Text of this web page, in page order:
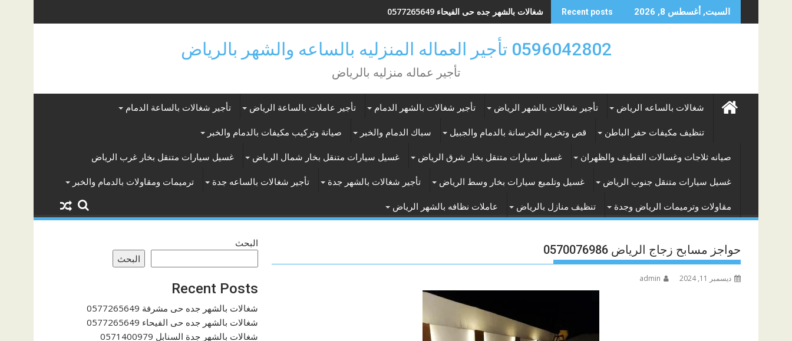
to
السبت, أغسطس 8, 2026 Recent posts شغالات بالشهر جده حى الفيحاء 0577265649
0596042802 تأجير العماله المنزليه بالساعه والشهر بالرياض
تأجير عماله منزليه بالرياض
شغالات بالساعه الرياض تأجير شغالات بالشهر الرياض تأجير شغالات بالشهر الدمام تأجير عاملات بالساعة الرياض تأجير شغالات بالساعة الدمام
تنظيف مكيفات حفر الباطن قص وتخريم الخرسانة بالدمام والجبيل سباك الدمام والخبر صيانة وتركيب مكيفات بالدمام والخبر
صيانه ثلاجات وغسالات القطيف والظهران غسيل سيارات متنقل بخار شرق الرياض غسيل سيارات متنقل بخار شمال الرياض غسيل سيارات متنقل بخار غرب الرياض
غسيل سيارات متنقل جنوب الرياض غسيل وتلميع سيارات بخار وسط الرياض تأجير شغالات بالشهر جدة تأجير شغالات بالساعه جدة ترميمات ومقاولات بالدمام والخبر
مقاولات وترميمات الرياض وجدة تنظيف منازل بالرياض عاملات نظافه بالشهر الرياض
حواجز مسابح زجاج الرياض 0570076986
ديسمبر 11, 2024 admin
البحث
البحث
Recent Posts
شغالات بالشهر جده حى مشرفة 0577265649
شغالات بالشهر جده حى الفيحاء 0577265649
شغالات بالشهر جدة السنابل 0571400979